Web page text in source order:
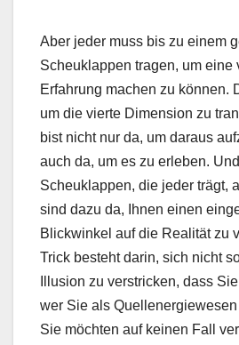
Aber jeder muss bis zu einem
Scheuklappen tragen, um eine
Erfahrung machen zu können.
um die vierte Dimension zu
bist nicht nur da, um daraus
auch da, um es zu erleben.
Scheuklappen, die jeder trägt,
sind dazu da, Ihnen einen
Blickwinkel auf die Realität zu
Trick besteht darin, sich nicht
Illusion zu verstricken, dass
wer Sie als
Sie möchten auf keinen Fall